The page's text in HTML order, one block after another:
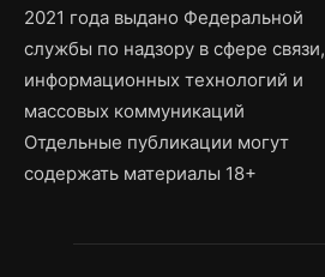
2021 года выдано Федеральной
службы по надзору в сфере связи,
информационных технологий и
массовых коммуникаций
Отдельные публикации могут
содержать материалы 18+